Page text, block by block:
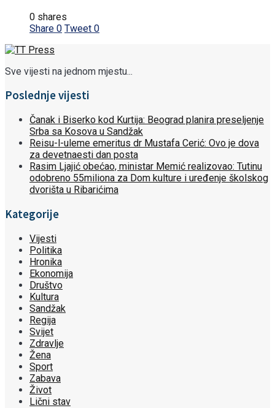
0 shares
Share 0 Tweet 0
Sve vijesti na jednom mjestu...
Poslednje vijesti
Čanak i Biserko kod Kurtija: Beograd planira preseljenje
Srba sa Kosova u Sandžak
Reisu-l-uleme emeritus dr Mustafa Cerić: Ovo je dova
za devetnaesti dan posta
Rasim Ljajić obećao, ministar Memić realizovao: Tutinu
odobreno 55miliona za Dom kulture i uređenje školskog
dvorišta u Ribarićima
Kategorije
Vijesti
Politika
Hronika
Ekonomija
Društvo
Kultura
Sandžak
Regija
Svijet
Zdravlje
Žena
Sport
Zabava
Život
Lični stav